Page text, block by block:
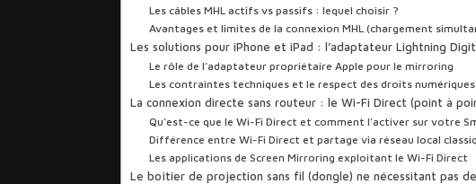
Les câbles MHL actifs vs passifs : lequel choisir ?
Avantages et limites de la connexion MHL (chargement
Les solutions pour iPhone et iPad : l’adaptateur Lightning
Le rôle de l’adaptateur propriétaire Apple pour le mirroring
Les contraintes techniques et le respect des droits numériques
La connexion directe sans routeur : le Wi-Fi Direct (point à
Qu’est-ce que le Wi-Fi Direct et comment l’activer sur votre
Différence entre Wi-Fi Direct et partage via réseau local
Les applications de Screen Mirroring exploitant le Wi-Fi Direct
Le boîtier de projection sans fil (dongle) ne nécessitant pas